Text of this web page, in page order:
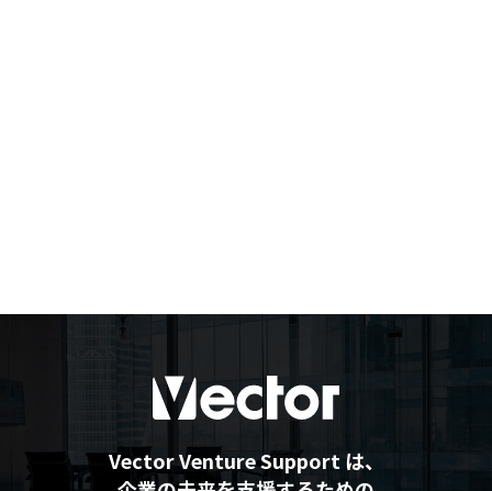
Vector Venture Support は、